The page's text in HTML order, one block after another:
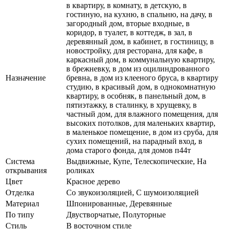
Назначение
в квартиру, в комнату, в детскую, в
гостиную, на кухню, в спальню, на дачу, в
загородный дом, вторые входные, в
коридор, в туалет, в коттедж, в зал, в
деревянный дом, в кабинет, в гостиницу, в
новостройку, для ресторана, для кафе, в
каркасный дом, в коммунальную квартиру,
в брежневку, в дом из оцилиндрованного
бревна, в дом из клееного бруса, в квартиру
студию, в красивый дом, в однокомнатную
квартиру, в особняк, в панельный дом, в
пятиэтажку, в сталинку, в хрущевку, в
частный дом, для влажного помещения, для
высоких потолков, для маленьких квартир,
в маленькое помещение, в дом из сруба, для
сухих помещений, на парадный вход, в
дома старого фонда, для домов п44т
Система
открывания
Выдвижные, Купе, Телескопические, На
роликах
Цвет
Красное дерево
Отделка
Со звукоизоляцией, С шумоизоляцией
Материал
Шпонированные, Деревянные
По типу
Двустворчатые, Полуторные
Стиль
В восточном стиле